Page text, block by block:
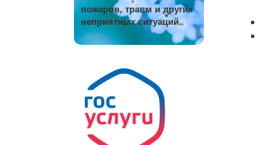
пожаров, травм и других
неприятных ситуаций.